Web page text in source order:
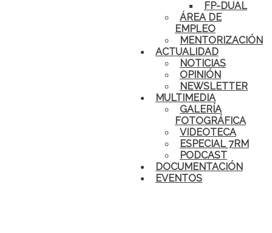
FP-DUAL
ÁREA DE
EMPLEO
MENTORIZACIÓN
ACTUALIDAD
NOTICIAS
OPINIÓN
NEWSLETTER
MULTIMEDIA
GALERÍA
FOTOGRÁFICA
VIDEOTECA
ESPECIAL 7RM
PODCAST
DOCUMENTACIÓN
EVENTOS